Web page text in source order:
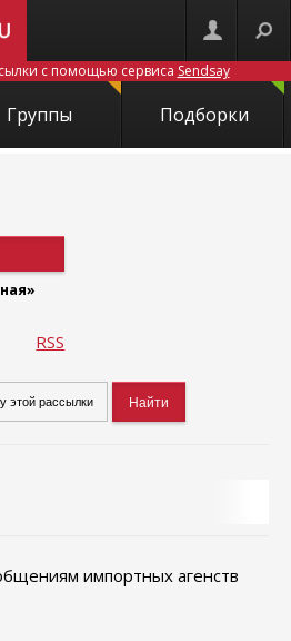
с помощью сервиса Sendsay
Группы Подборки
RSS
импортных агенств